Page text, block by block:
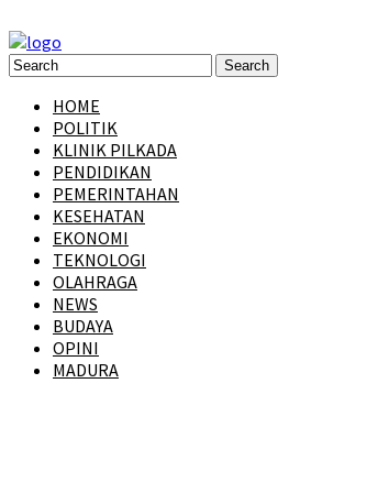
HOME
POLITIK
KLINIK PILKADA
PENDIDIKAN
PEMERINTAHAN
KESEHATAN
EKONOMI
TEKNOLOGI
OLAHRAGA
NEWS
BUDAYA
OPINI
MADURA